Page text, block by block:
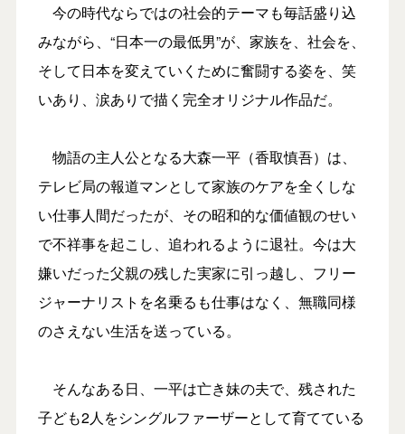
今の時代ならではの社会的テーマも毎話盛り込
みながら、“日本一の最低男”が、家族を、社会を、
そして日本を変えていくために奮闘する姿を、笑
いあり、涙ありで描く完全オリジナル作品だ。
物語の主人公となる大森一平（香取慎吾）は、
テレビ局の報道マンとして家族のケアを全くしな
い仕事人間だったが、その昭和的な価値観のせい
で不祥事を起こし、追われるように退社。今は大
嫌いだった父親の残した実家に引っ越し、フリー
ジャーナリストを名乗るも仕事はなく、無職同様
のさえない生活を送っている。
そんなある日、一平は亡き妹の夫で、残された
子ども2人をシングルファーザーとして育てている